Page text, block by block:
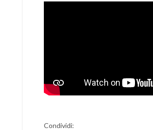
Condividi: